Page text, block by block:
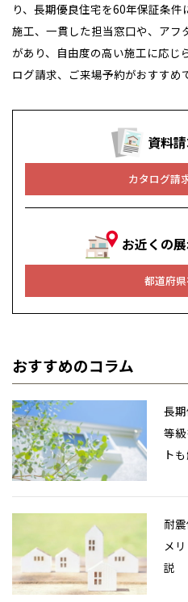
り、長期優良住宅を60年保証条
施工、一貫した担当窓口や、アフ
があり、自由度の高い施工に応じ
ログ請求、ご来場予約がおすすめ
資料請
カタログ請
お近くの
都道府
おすすめのコラム
長
等
ト
耐
メ
説